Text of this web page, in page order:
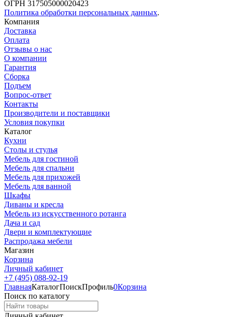
ОГРН 317505000020423
Политика обработки персональных данных.
Компания
Доставка
Оплата
Отзывы о нас
О компании
Гарантия
Сборка
Подъем
Вопрос-ответ
Контакты
Производители и поставщики
Условия покупки
Каталог
Кухни
Столы и стулья
Мебель для гостиной
Мебель для спальни
Мебель для прихожей
Мебель для ванной
Шкафы
Диваны и кресла
Мебель из искусственного ротанга
Дача и сад
Двери и комплектующие
Распродажа мебели
Магазин
Корзина
Личный кабинет
+7 (495) 088-92-19
ГлавнаяКаталогПоискПрофиль0Корзина
Поиск по каталогу